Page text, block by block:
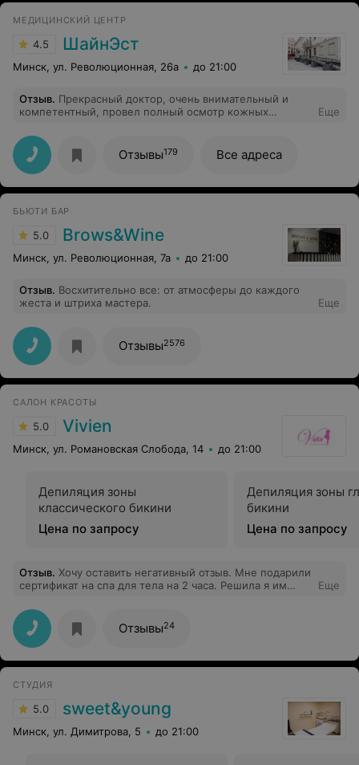
МЕДИЦИНСКИЙ ЦЕНТР
4.5 ШайнЭст
Минск, ул. Революционная, 26а до 21:00
Отзыв. Прекрасный доктор, очень внимательный и
компетентный, провел полный осмотр кожных
осмотр всего одной родинки. Чувствуется
профессионализм врача и чуткое отношение к
пациенту. Рекомендую данного специалиста!
Еще
Отзывы179 Все адреса
БЬЮТИ БАР
5.0 Brows&Wine
Минск, ул. Революционная, 7а до 21:00
Отзыв. Восхитительно все: от атмосферы до каждого
жеста и штриха мастера.
Еще
Отзывы2576
САЛОН КРАСОТЫ
5.0 Vivien
Минск, ул. Романовская Слобода, 14 до 21:00
Депиляция зоны
классического бикини
Цена по запросу
Депиляция зоны
бикини
Цена по запросу
Отзыв. Хочу оставить негативный отзыв. Мне подарили
сертификат на спа для тела на 2 часа. Решила я им
понравилась обстановка, как в обычной
парикмахерской. к ИК сауне претензий нет, но вот на
комплекс для тела тьма. Во-первых, в кабинете стоял
жуткий холод, играло радио,никакого расслабляющего
запаха. Сам процесс скрабирования был выполнен за 3
руками) тело средством в течении тоже минут 3. Если
бы это был не подарок, а сертификат куплен за свой
счёт, я бы устроила разнос, и требовала возврата
половины денег.
Еще
Отзывы24
СТУДИЯ
5.0 sweet&young
Минск, ул. Димитрова, 5 до 21:00